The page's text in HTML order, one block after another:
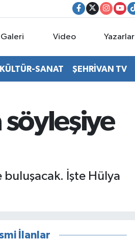
Video Yazarlar
KÜLTÜR-SANAT ŞEHRİVAN TV
söyleşiye
buluşacak. İşte Hülya
İlanlar